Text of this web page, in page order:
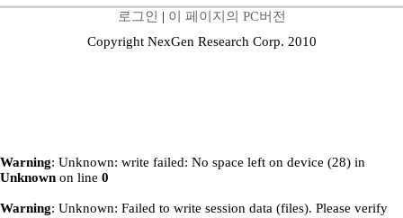
로그인 | 이 페이지의 PC버전
Copyright NexGen Research Corp. 2010
Warning: Unknown: write failed: No space left on device (28) in
Unknown on line 0
Warning: Unknown: Failed to write session data (files). Please verify